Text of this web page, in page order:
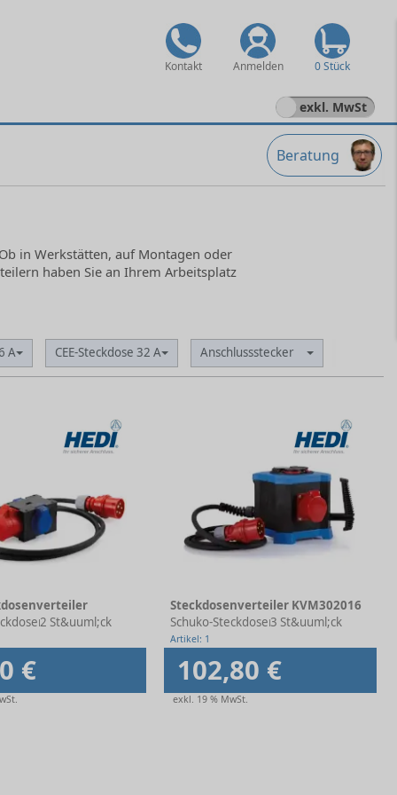
Kontakt Anmelden 0 Stück
exkl. MwSt
Beratung
in Werkstätten, auf Montagen oder
haben Sie an Ihrem Arbeitsplatz
A CEE-Steckdose 32 A Anschlussstecker
2 St&uuml;ck
€
Steckdosenverteiler KVM302016
Schuko-Steckdosen3 St&uuml;ck
Artikel: 1
102,80 €
exkl. 19 % MwSt.